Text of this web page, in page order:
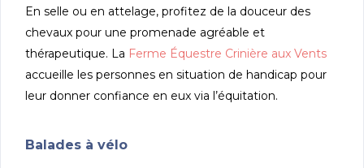
En selle ou en attelage, profitez de la douceur des
chevaux pour une promenade agréable et
thérapeutique. La Ferme Équestre Crinière aux Vents
accueille les personnes en situation de handicap pour
leur donner confiance en eux via l’équitation.
Balades à vélo